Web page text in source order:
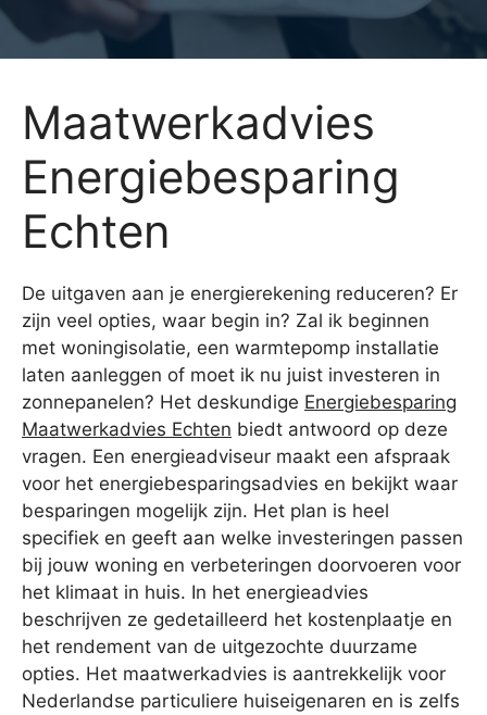
Maatwerkadvies
Energiebesparing
Echten
De uitgaven aan je energierekening reduceren? Er
zijn veel opties, waar begin in? Zal ik beginnen
met woningisolatie, een warmtepomp installatie
laten aanleggen of moet ik nu juist investeren in
zonnepanelen? Het deskundige Energiebesparing
Maatwerkadvies Echten biedt antwoord op deze
vragen. Een energieadviseur maakt een afspraak
voor het energiebesparingsadvies en bekijkt waar
besparingen mogelijk zijn. Het plan is heel
specifiek en geeft aan welke investeringen passen
bij jouw woning en verbeteringen doorvoeren voor
het klimaat in huis. In het energieadvies
beschrijven ze gedetailleerd het kostenplaatje en
het rendement van de uitgezochte duurzame
opties. Het maatwerkadvies is aantrekkelijk voor
Nederlandse particuliere huiseigenaren en is zelfs